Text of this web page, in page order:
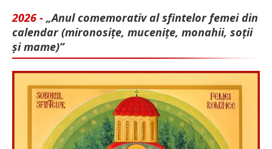
2026 - „Anul comemorativ al sfintelor femei din
calendar (mironosițe, mu­cenițe, monahii, soții
și mame)”